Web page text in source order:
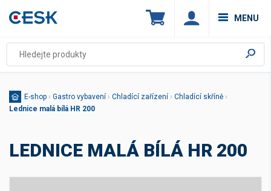
MENU
E-shop › Gastro vybavení › Chladící zařízení › Chladící skříně ›
Lednice malá bílá HR 200
LEDNICE MALÁ BÍLÁ HR 200